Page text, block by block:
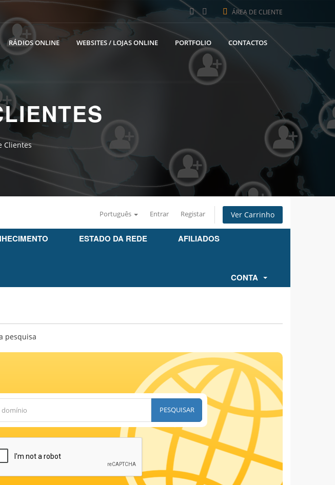
ÁREA DE CLIENTE
RÁDIOS ONLINE WEBSITES / LOJAS ONLINE PORTFOLIO CONTACTOS
Clientes
Português Entrar Registar Ver Carrinho
ESTADO DA REDE
AFILIADOS
CONTA
pesquisa
PESQUISAR